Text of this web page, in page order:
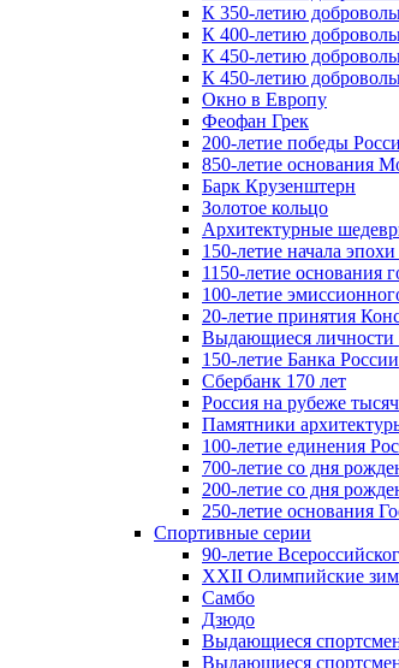
К 350-летию
К 400-летию
К 450-летию
К 450-летию
Окно в Европу
Феофан Грек
200-летие победы
850-летие основания
Барк Крузенштерн
Золотое кольцо
Архитектурные
150-летие начала
1150-летие основания
100-летие
20-летие принятия
Выдающиеся личности
150-летие Банка России
Сбербанк 170 лет
Россия на рубеже
Памятники
100-летие единения
700-летие со дня
200-летие со дня
250-летие основания
Спортивные серии
90-летие
XXII Олимпийские
Самбо
Дзюдо
Выдающиеся
Выдающиеся